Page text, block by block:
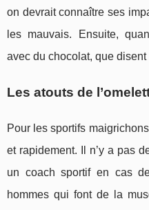
on devrait connaître ses
les mauvais. Ensuite,
avec du chocolat, que
Les atouts de
Pour les sportifs
et rapidement. Il n’y a pas
un coach sportif en cas
hommes qui font de la